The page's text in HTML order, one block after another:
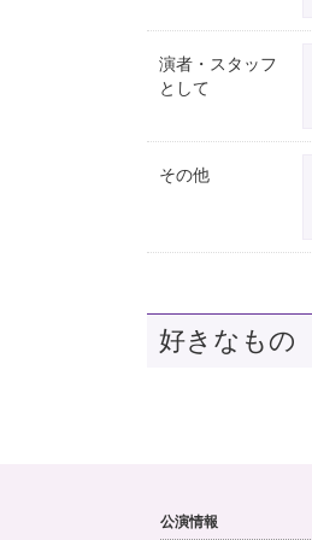
演者・スタッフ
として
その他
好きなもの
公演情報